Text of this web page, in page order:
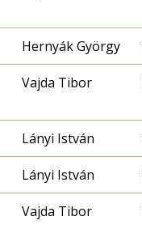
Hernyák György
Vajda Tibor
Lányi István
Lányi István
Vajda Tibor